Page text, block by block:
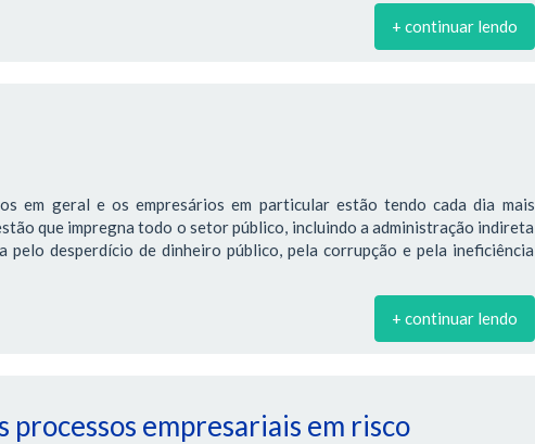
+ continuar lendo
em geral e os empresários em particular estão tendo cada dia mais
que impregna todo o setor público, incluindo a administração indireta
pelo desperdício de dinheiro público, pela corrupção e pela ineficiência
+ continuar lendo
processos empresariais em risco